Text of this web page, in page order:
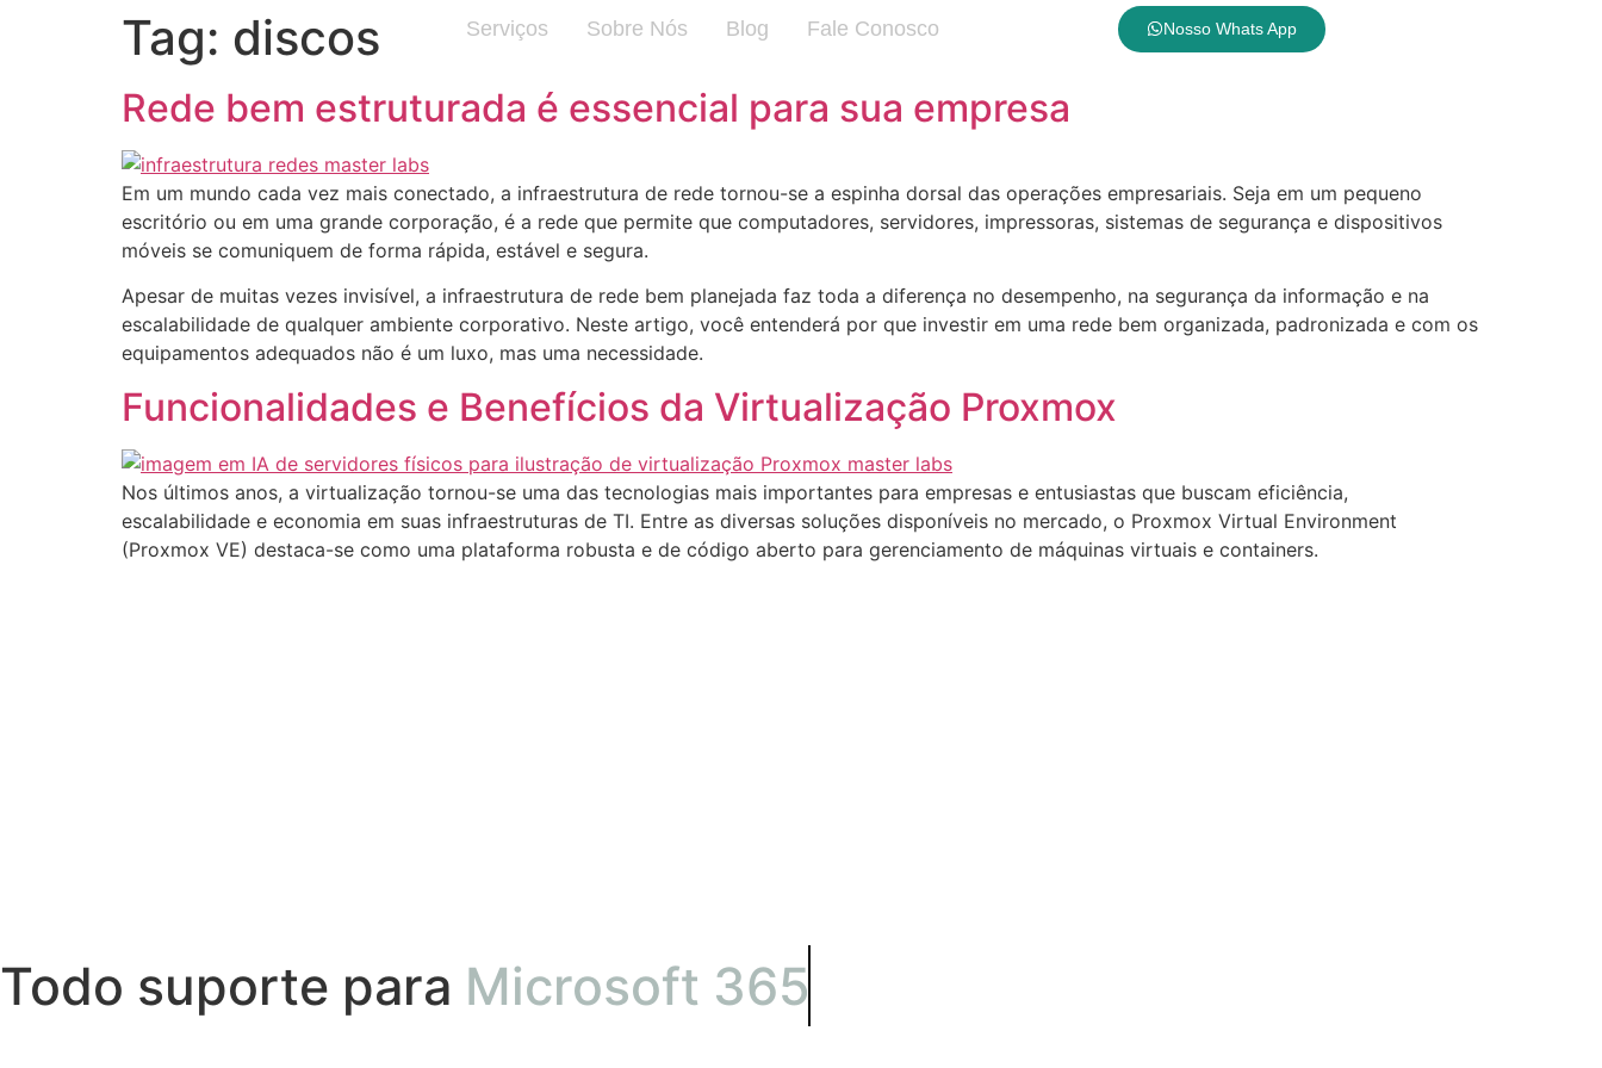
Serviços Sobre Nós Blog Fale Conosco Nosso Whats App
Tag: discos
Rede bem estruturada é essencial para sua empresa
Em um mundo cada vez mais conectado, a infraestrutura de rede tornou-se a espinha dorsal das operações empresariais. Seja em um pequeno
escritório ou em uma grande corporação, é a rede que permite que computadores, servidores, impressoras, sistemas de segurança e dispositivos
móveis se comuniquem de forma rápida, estável e segura.
Apesar de muitas vezes invisível, a infraestrutura de rede bem planejada faz toda a diferença no desempenho, na segurança da informação e na
escalabilidade de qualquer ambiente corporativo. Neste artigo, você entenderá por que investir em uma rede bem organizada, padronizada e com os
equipamentos adequados não é um luxo, mas uma necessidade.
Funcionalidades e Benefícios da Virtualização Proxmox
Nos últimos anos, a virtualização tornou-se uma das tecnologias mais importantes para empresas e entusiastas que buscam eficiência,
escalabilidade e economia em suas infraestruturas de TI. Entre as diversas soluções disponíveis no mercado, o Proxmox Virtual Environment
(Proxmox VE) destaca-se como uma plataforma robusta e de código aberto para gerenciamento de máquinas virtuais e containers.
Todo suporte para Microsoft 365